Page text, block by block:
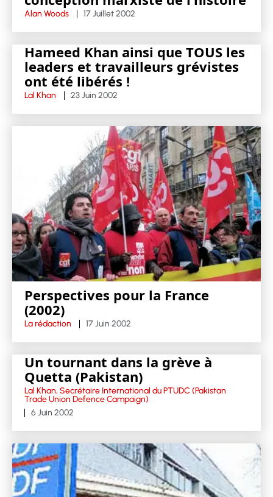
Alan Woods 17 Juillet 2002
Hameed Khan ainsi que TOUS les
leaders et travailleurs grévistes
ont été libérés !
Lal Khan 23 Juin 2002
Perspectives pour la France
(2002)
La rédaction 17 Juin 2002
Un tournant dans la grève à
Quetta (Pakistan)
Lal Khan, Secrétaire International du PTUDC (Pakistan
Trade Union Defence Campaign)
6 Juin 2002